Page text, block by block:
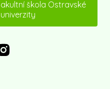
škola Ostravské
univerzity